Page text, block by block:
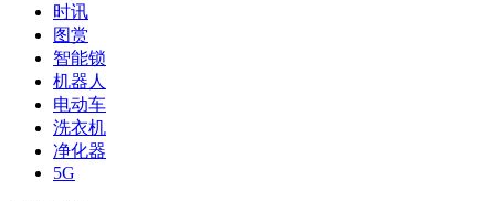
时讯
图赏
智能锁
机器人
电动车
洗衣机
净化器
5G